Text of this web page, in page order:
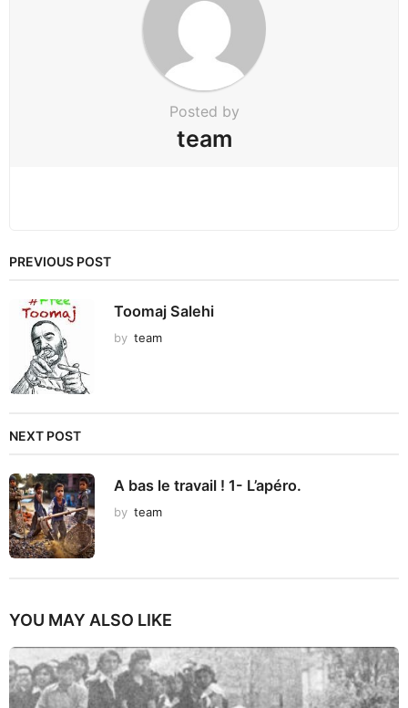
Posted by
team
PREVIOUS POST
Toomaj Salehi
by team
NEXT POST
A bas le travail ! 1- L’apéro.
by team
YOU MAY ALSO LIKE